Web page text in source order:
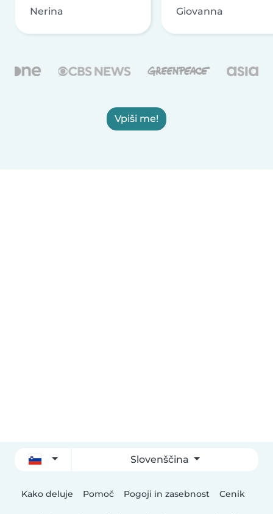
Nerina Giovanna
Vpiši me!
Slovenščina
Kako deluje Pomoč Pogoji in zasebnost Cenik